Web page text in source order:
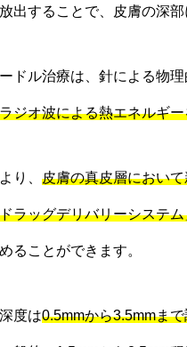
出することで、皮膚の深
ドル治療は、針による物
ジオ波による熱エネルギ
り、 皮膚の真皮層におい
ラッグデリバリーシステム
ることができます。
度は0.5mmから3.5mmま